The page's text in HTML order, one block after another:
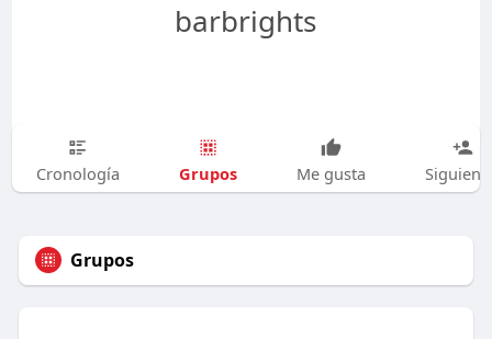
barbrights
Cronología Grupos Me gusta
Grupos